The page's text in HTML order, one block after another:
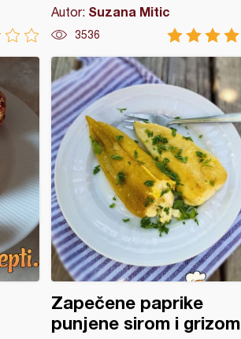
Autor: Suzana Mitic
3536
Zapečene paprike
punjene sirom i grizom